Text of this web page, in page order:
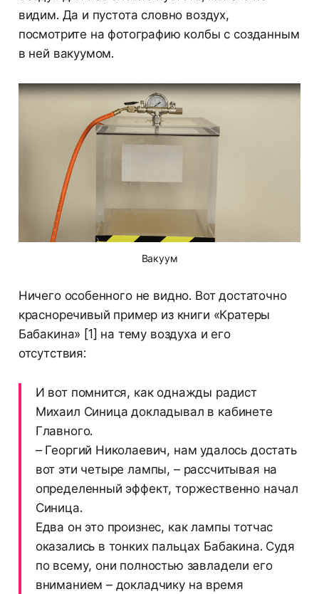
видим. Да и пустота словно воздух,
посмотрите на фотографию колбы с созданным
в ней вакуумом.
Вакуум
Ничего особенного не видно. Вот достаточно
красноречивый пример из книги «Кратеры
Бабакина» [1] на тему воздуха и его
отсутствия:
И вот помнится, как однажды радист
Михаил Синица докладывал в кабинете
Главного.
– Георгий Николаевич, нам удалось достать
вот эти четыре лампы, – рассчитывая на
определенный эффект, торжественно начал
Синица.
Едва он это произнес, как лампы тотчас
оказались в тонких пальцах Бабакина. Судя
по всему, они полностью завладели его
вниманием – докладчику на время